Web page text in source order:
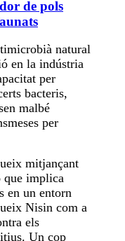
de pols
natural
en la indústria
per
bacteris,
malbé
per
mitjançant
que implica
en un entorn
Nisin com a
els
Un cop